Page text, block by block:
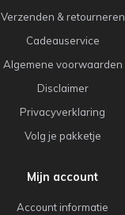
Verzenden & retourneren
Cadeauservice
Algemene voorwaarden
Disclaimer
Privacyverklaring
Volg je pakketje
Mijn account
Account informatie